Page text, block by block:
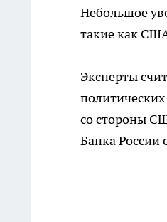
Небольшое
такие как
Эксперты
со стороны
Банка России